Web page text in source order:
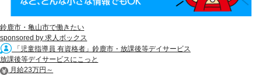
鈴鹿市・亀山市で働きたい
sponsored by 求人ボックス
「児童指導員 有資格者」鈴鹿市・放課後等デイサービス
放課後等デイサービスにこっと
月給23万円～